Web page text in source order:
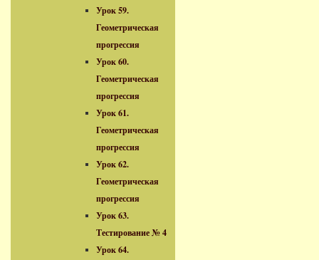
Урок 59.
Геометрическая
прогрессия
Урок 60.
Геометрическая
прогрессия
Урок 61.
Геометрическая
прогрессия
Урок 62.
Геометрическая
прогрессия
Урок 63.
Тестирование № 4
Урок 64.